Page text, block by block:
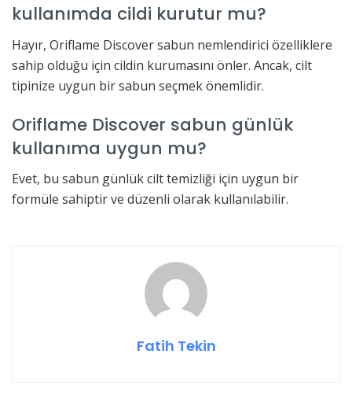
kullanımda cildi kurutur mu?
Hayır, Oriflame Discover sabun nemlendirici özelliklere
sahip olduğu için cildin kurumasını önler. Ancak, cilt
tipinize uygun bir sabun seçmek önemlidir.
Oriflame Discover sabun günlük
kullanıma uygun mu?
Evet, bu sabun günlük cilt temizliği için uygun bir
formüle sahiptir ve düzenli olarak kullanılabilir.
Fatih Tekin